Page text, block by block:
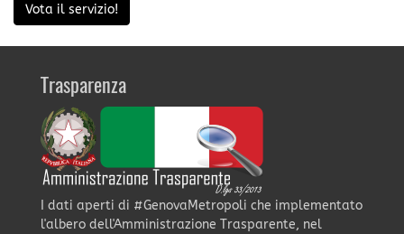
Vota il servizio!
Trasparenza
I dati aperti di #GenovaMetropoli che implementato
l'albero dell'Amministrazione Trasparente, nel